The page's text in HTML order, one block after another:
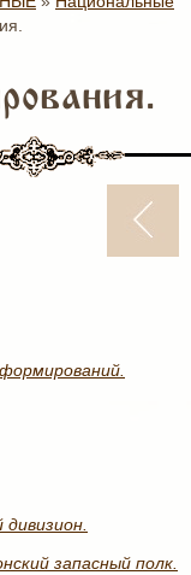
запасный полк.